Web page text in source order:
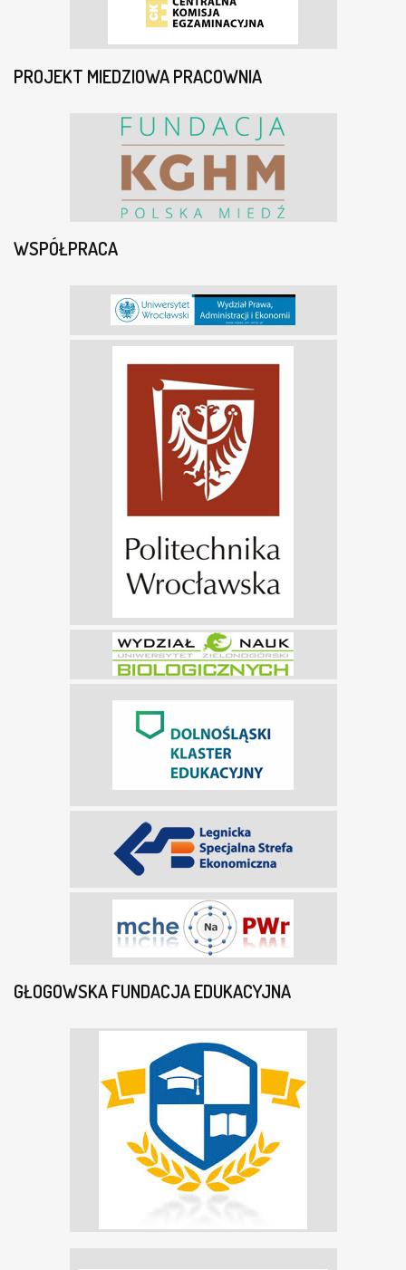
PROJEKT MIEDZIOWA PRACOWNIA
WSPÓŁPRACA
GŁOGOWSKA FUNDACJA EDUKACYJNA